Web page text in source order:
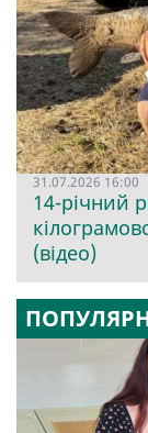
31.07.2026 16:00
14-річний
(відео)